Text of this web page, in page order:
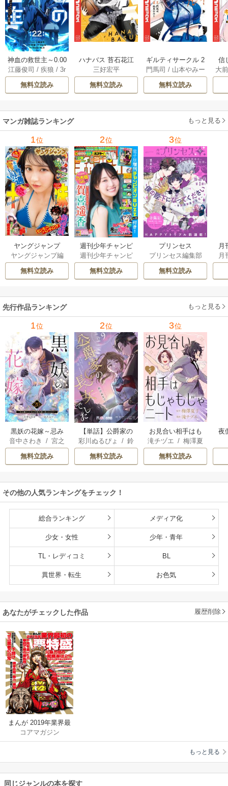
神血の救世主～0.00
000001％を引き当
て最強へ～【電子
書籍特典付】 22巻
江藤俊司 /疾狼 /3r
Studio No.9
無料立読み
ハナバス 苔石花江
のバスケ論 7巻
三好宏平
無料立読み
ギルティサークル 2
1巻
門馬司 / 山本やみー
無料立読み
信
に
の
れ
メ
大
マンガ雑誌ランキング もっと見る
1位
ヤングジャンプ
ヤングジャンプ編
集部
無料立読み
2位
週刊少年チャンピ
オン
週刊少年チャンピ
オン編集部
無料立読み
3位
プリンセス
プリンセス編集部
無料立読み
月
月
先行作品ランキング もっと見る
1位
黒妖の花嫁～忌み
嫌われた私が冷酷
大尉に愛されるま
で～
音中さわき /宮之
みやこ
無料立読み
2位
【単話】公爵家の
長女でした
彩川ぬるぴょ /鈴
音さや /
無料立読み
3位
お見合い相手はも
じゃもじゃニート
滝チヅエ /梅澤夏
子（エブリスタ）
無料立読み
夜
その他の人気ランキングをチェック！
総合ランキング メディア化
少女・女性 少年・青年
TL・レディコミ BL
異世界・転生 お色気
あなたがチェックした作品 履歴削除
まんが 2019年業界最
初の悪特盛
コアマガジン
もっと見る
同じジャンルの本を探す